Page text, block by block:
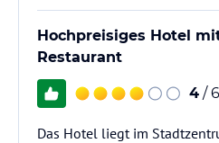
Hochpreisiges Hotel
Restaurant
4 / 6
Das Hotel liegt im